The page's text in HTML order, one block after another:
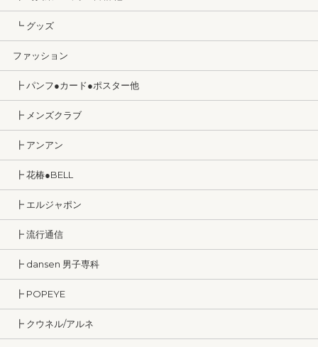
┗ グッズ
ファッション
┣ パンフ●カード●ポスター他
┣ メンズクラブ
┣ アンアン
┣ 花椿●BELL
┣ エルジャポン
┣ 流行通信
┣ dansen 男子専科
┣ POPEYE
┣ クウネル/アルネ